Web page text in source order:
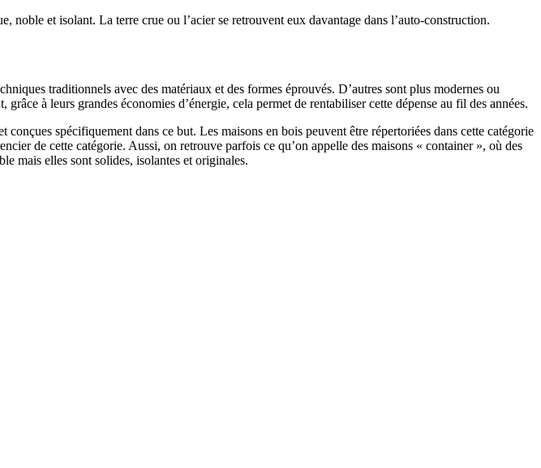
noble et isolant. La terre crue ou l’acier se retrouvent eux davantage dans l’auto-construction.
traditionnels avec des matériaux et des formes éprouvés. D’autres sont plus modernes ou
à leurs grandes économies d’énergie, cela permet de rentabiliser cette dépense au fil des années.
spécifiquement dans ce but. Les maisons en bois peuvent être répertoriées dans cette catégorie
de cette catégorie. Aussi, on retrouve parfois ce qu’on appelle des maisons « container », où des
mais elles sont solides, isolantes et originales.